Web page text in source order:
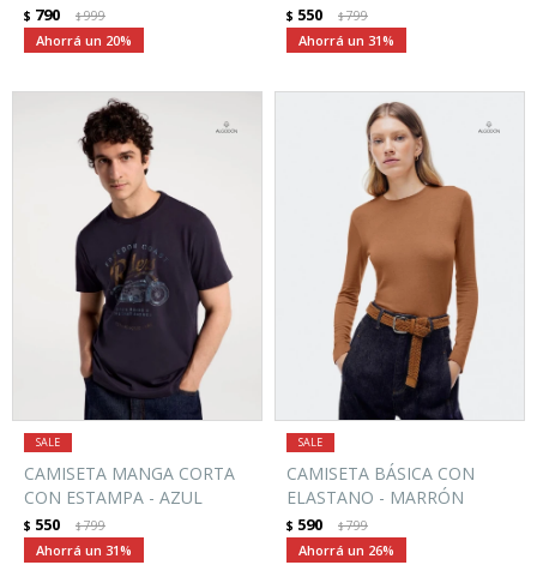
$ 790 $999
20
$ 550 $799
31
CAMISETA MANGA CORTA
CON ESTAMPA - AZUL
$ 550 $799
31
CAMISETA BÁSICA CON
ELASTANO - MARRÓN
$ 590 $799
26